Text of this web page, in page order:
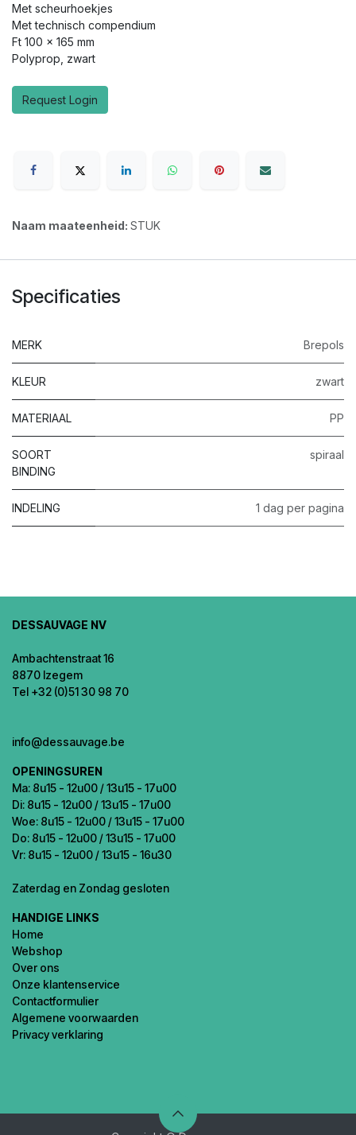
Met scheurhoekjes
Met technisch compendium
Ft 100 x 165 mm
Polyprop, zwart
Request Login
Naam maateenheid: STUK
Specificaties
MERK Brepols
KLEUR zwart
MATERIAAL PP
SOORT
BINDING
spiraal
INDELING 1 dag per pagina
DESSAUVAGE NV
Ambachtenstraat 16
8870 Izegem
Tel +32 (0)51 30 98 70
info@dessauvage.be
OPENINGSUREN
Ma: 8u15 - 12u00 / 13u15 - 17u00
Di: 8u15 - 12u00 / 13u15 - 17u00
Woe: 8u15 - 12u00 / 13u15 - 17u00
Do: 8u15 - 12u00 / 13u15 - 17u00
Vr: 8u15 - 12u00 / 13u15 - 16u30
Zaterdag en Zondag gesloten
HANDIGE LINKS
Home
Webshop
Over ons
Onze klantenservice
Contactformulier
Algemene voorwaarden
Privacy verklaring